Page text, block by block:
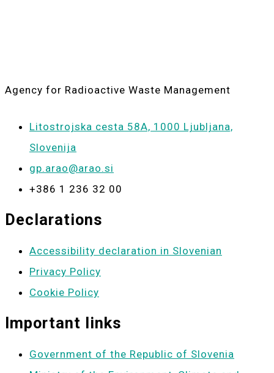
Agency for Radioactive Waste Management
Litostrojska cesta 58A, 1000 Ljubljana,
Slovenija
gp.arao@arao.si
+386 1 236 32 00
Declarations
Accessibility declaration in Slovenian
Privacy Policy
Cookie Policy
Important links
Government of the Republic of Slovenia